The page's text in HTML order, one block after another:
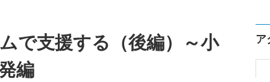
で支援する（後編）～小
編
ア